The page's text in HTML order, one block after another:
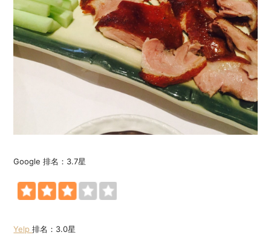
Google 排名：3.7星
Yelp排名：3.0星